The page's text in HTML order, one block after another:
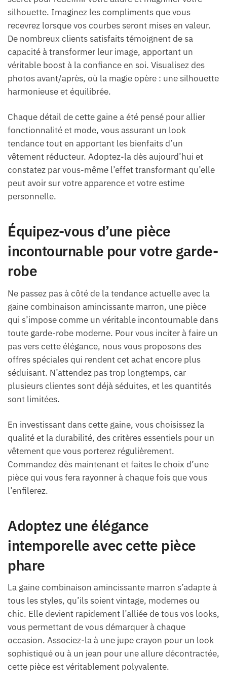
silhouette. Imaginez les compliments que vous
recevrez lorsque vos courbes seront mises en valeur.
De nombreux clients satisfaits témoignent de sa
capacité à transformer leur image, apportant un
véritable boost à la confiance en soi. Visualisez des
photos avant/après, où la magie opère : une silhouette
harmonieuse et équilibrée.
Chaque détail de cette gaine a été pensé pour allier
fonctionnalité et mode, vous assurant un look
tendance tout en apportant les bienfaits d’un
vêtement réducteur. Adoptez-la dès aujourd’hui et
constatez par vous-même l’effet transformant qu’elle
peut avoir sur votre apparence et votre estime
personnelle.
Équipez-vous d’une pièce
incontournable pour votre garde-
robe
Ne passez pas à côté de la tendance actuelle avec la
gaine combinaison amincissante marron, une pièce
qui s’impose comme un véritable incontournable dans
toute garde-robe moderne. Pour vous inciter à faire un
pas vers cette élégance, nous vous proposons des
offres spéciales qui rendent cet achat encore plus
séduisant. N’attendez pas trop longtemps, car
plusieurs clientes sont déjà séduites, et les quantités
sont limitées.
En investissant dans cette gaine, vous choisissez la
qualité et la durabilité, des critères essentiels pour un
vêtement que vous porterez régulièrement.
Commandez dès maintenant et faites le choix d’une
pièce qui vous fera rayonner à chaque fois que vous
l’enfilerez.
Adoptez une élégance
intemporelle avec cette pièce
phare
La gaine combinaison amincissante marron s’adapte à
tous les styles, qu’ils soient vintage, modernes ou
chic. Elle devient rapidement l’alliée de tous vos looks,
vous permettant de vous démarquer à chaque
occasion. Associez-la à une jupe crayon pour un look
sophistiqué ou à un jean pour une allure décontractée,
cette pièce est véritablement polyvalente.